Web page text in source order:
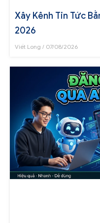
Xây Kênh Tin Tức
2026
Viết Long 07/08/2026